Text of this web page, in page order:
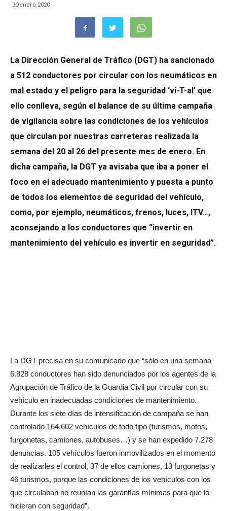
30 enero, 2020
La Dirección General de Tráfico (DGT) ha sancionado
a 512 conductores por circular con los neumáticos en
mal estado y el peligro para la seguridad ‘vi-T-al’ que
ello conlleva, según el balance de su última campaña
de vigilancia sobre las condiciones de los vehículos
que circulan por nuestras carreteras realizada la
semana del 20 al 26 del presente mes de enero. En
dicha campaña, la DGT ya avisaba que iba a poner el
foco en el adecuado mantenimiento y puesta a punto
de todos los elementos de seguridad del vehículo,
como, por ejemplo, neumáticos, frenos, luces, ITV…,
aconsejando a los conductores que “invertir en
mantenimiento del vehículo es invertir en seguridad”.
La DGT precisa en su comunicado que “sólo en una semana
6.828 conductores han sido denunciados por los agentes de la
Agrupación de Tráfico de la Guardia Civil por circular con su
vehículo en inadecuadas condiciones de mantenimiento.
Durante los siete días de intensificación de campaña se han
controlado 164.602 vehículos de todo tipo (turismos, motos,
furgonetas, camiones, autobuses…) y se han expedido 7.278
denuncias. 105 vehículos fueron inmovilizados en el momento
de realizarles el control, 37 de ellos camiones, 13 furgonetas y
46 turismos, porque las condiciones de los vehículos con los
que circulaban no reunían las garantías mínimas para que lo
hicieran con seguridad”.